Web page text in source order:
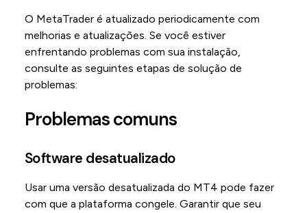
O MetaTrader é atualizado periodicamente com
melhorias e atualizações. Se você estiver
enfrentando problemas com sua instalação,
consulte as seguintes etapas de solução de
problemas:
Problemas comuns
Software desatualizado
Usar uma versão desatualizada do MT4 pode fazer
com que a plataforma congele. Garantir que seu